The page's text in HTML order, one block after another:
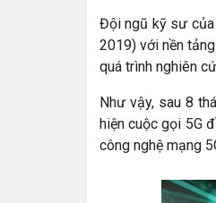
Đội ngũ kỹ sư của
2019) với nền
quá trình nghiên
Như vậy, sau 8
hiện cuộc gọi 5G
công nghệ mạng